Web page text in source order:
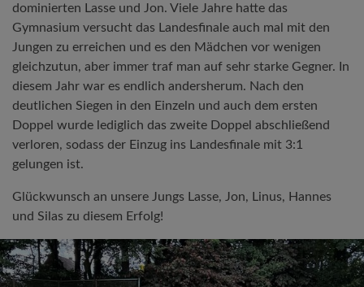
dominierten Lasse und Jon. Viele Jahre hatte das
Gymnasium versucht das Landesfinale auch mal mit den
Jungen zu erreichen und es den Mädchen vor wenigen
gleichzutun, aber immer traf man auf sehr starke Gegner. In
diesem Jahr war es endlich andersherum. Nach den
deutlichen Siegen in den Einzeln und auch dem ersten
Doppel wurde lediglich das zweite Doppel abschließend
verloren, sodass der Einzug ins Landesfinale mit 3:1
gelungen ist.
Glückwunsch an unsere Jungs Lasse, Jon, Linus, Hannes
und Silas zu diesem Erfolg!